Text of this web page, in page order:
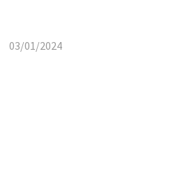
03/01/2024